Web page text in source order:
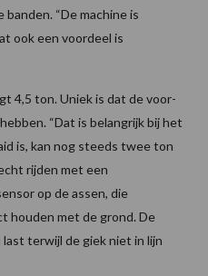
“De machine is
ook een voordeel is
4,5 ton. Uniek is dat de voor-
“Dat is belangrijk bij het
is, kan nog steeds twee ton
rijden met een
op de assen, die
houden met de grond. De
terwijl de giek niet in lijn